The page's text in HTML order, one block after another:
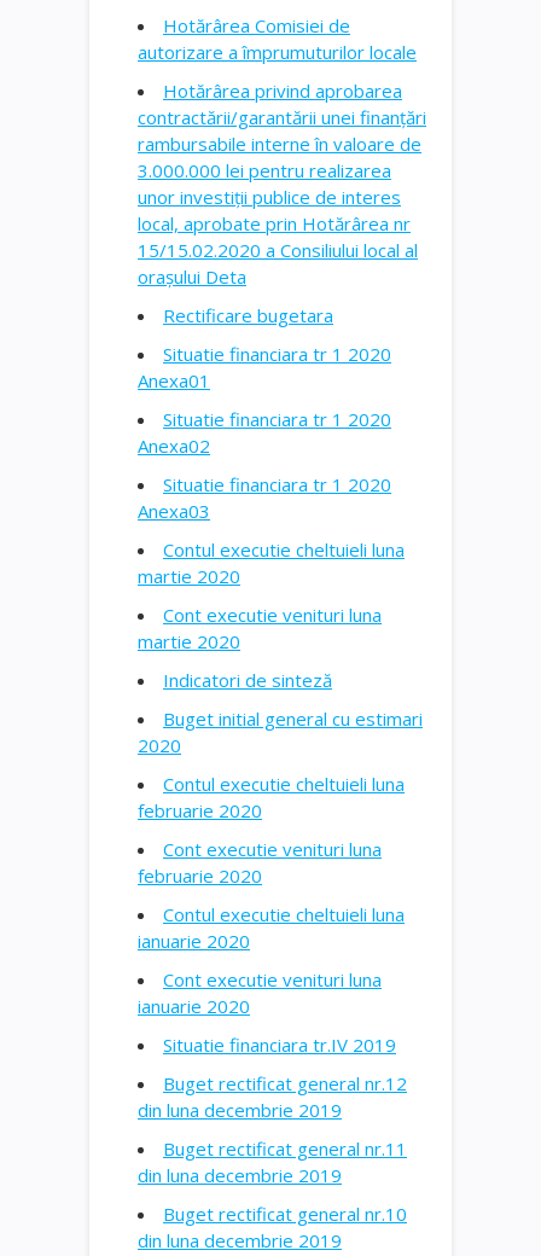
Hotărârea Comisiei de
autorizare a împrumuturilor locale
Hotărârea privind aprobarea
contractării/garantării unei finanțări
rambursabile interne în valoare de
3.000.000 lei pentru realizarea
unor investiții publice de interes
local, aprobate prin Hotărârea nr
15/15.02.2020 a Consiliului local al
orașului Deta
Rectificare bugetara
Situatie financiara tr 1 2020
Anexa01
Situatie financiara tr 1 2020
Anexa02
Situatie financiara tr 1 2020
Anexa03
Contul executie cheltuieli luna
martie 2020
Cont executie venituri luna
martie 2020
Indicatori de sinteză
Buget initial general cu estimari
2020
Contul executie cheltuieli luna
februarie 2020
Cont executie venituri luna
februarie 2020
Contul executie cheltuieli luna
ianuarie 2020
Cont executie venituri luna
ianuarie 2020
Situatie financiara tr.IV 2019
Buget rectificat general nr.12
din luna decembrie 2019
Buget rectificat general nr.11
din luna decembrie 2019
Buget rectificat general nr.10
din luna decembrie 2019